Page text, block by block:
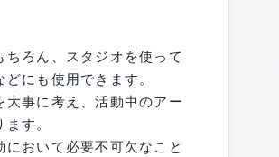
ろん、スタジオを使って
にも使用できます。
事に考え、活動中のアー
す。
おいて必要不可欠なこと